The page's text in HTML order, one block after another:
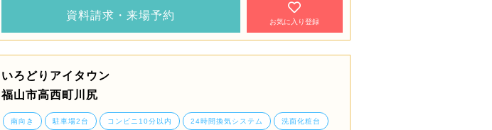
資料請求・来場予約
お気に入り登録
いろどりアイタウン
福山市高西町川尻
南向き 駐車場2台 コンビニ10分以内 24時間換気システム 洗面化粧台